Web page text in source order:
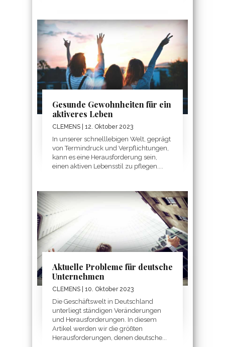
Gesunde Gewohnheiten für ein
aktiveres Leben
CLEMENS | 12. Oktober 2023
In unserer schnelllebigen Welt, geprägt
von Termindruck und Verpflichtungen,
kann es eine Herausforderung sein,
einen aktiven Lebensstil zu pflegen....
Aktuelle Probleme für deutsche
Unternehmen
CLEMENS | 10. Oktober 2023
Die Geschäftswelt in Deutschland
unterliegt ständigen Veränderungen
und Herausforderungen. In diesem
Artikel werden wir die größten
Herausforderungen, denen deutsche...